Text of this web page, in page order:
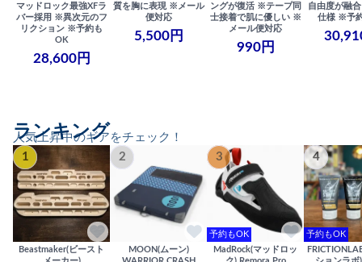
マッドロック最強XFラ
バー採用 ※異次元のフ
リクション ※予約も
OK
28,600円
質を胸に表現 ※メール
便対応
5,500円
ングが復活 ※テープ同
士接着で肌に優しい ※
メール便対応
990円
自由度が融
仕様 ※予
人気上昇中のギアをチェック！
ランキング
1
Beastmaker(ビースト
2
MOON(ムーン)
3
予約もOK
MadRock(マッドロッ
4
予約もOK